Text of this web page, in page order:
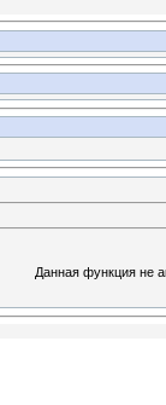
Данная функция не